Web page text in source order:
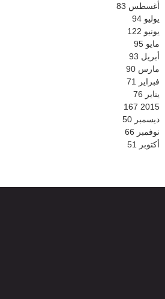
أغسطس 83
يوليو 94
يونيو 122
مايو 95
أبريل 93
مارس 90
فبراير
71
يناير 76
2015
167
ديسمبر 50
نوفمبر 66
أكتوبر
51